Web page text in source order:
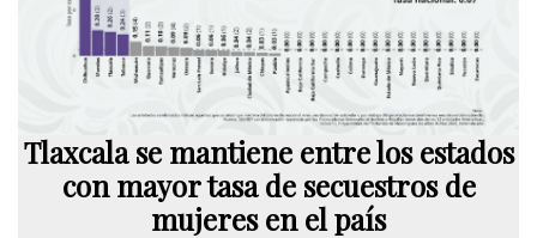
Tlaxcala se mantiene entre los estados
con mayor tasa de secuestros de
mujeres en el país